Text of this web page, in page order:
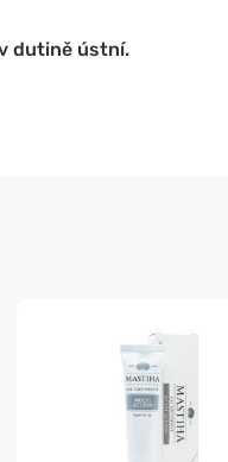
dutině ústní.